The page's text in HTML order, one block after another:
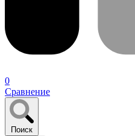
0
Сравнение
Поиск